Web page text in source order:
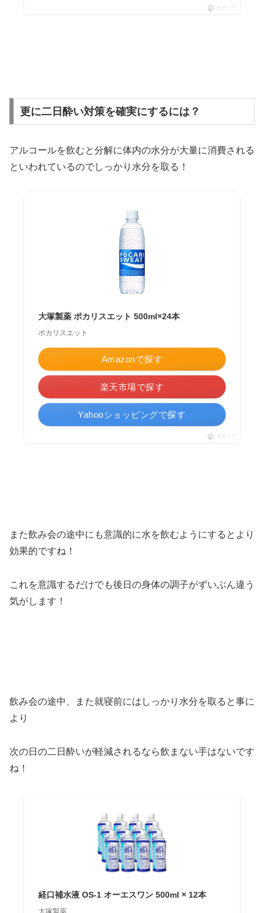
ポチップ
更に二日酔い対策を確実にするには？
アルコールを飲むと分解に体内の水分が大量に消費される
といわれているのでしっかり水分を取る！
大塚製薬 ポカリスエット 500ml×24本
ポカリスエット
Amazonで探す
楽天市場で探す
Yahooショッピングで探す
ポチップ
また飲み会の途中にも意識的に水を飲むようにするとより
効果的ですね！
これを意識するだけでも後日の身体の調子がずいぶん違う
気がします！
飲み会の途中、また就寝前にはしっかり水分を取ると事に
より
次の日の二日酔いが軽減されるなら飲まない手はないです
ね！
経口補水液 OS-1 オーエスワン 500ml × 12本
大塚製薬